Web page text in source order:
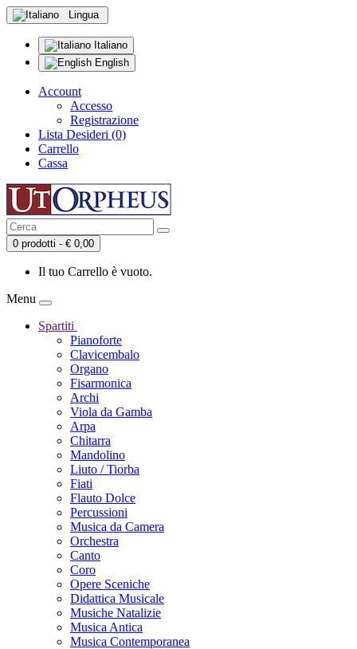
Lingua
Italiano
English
Account
Accesso
Registrazione
Lista Desideri (0)
Carrello
Cassa
0 prodotti - € 0,00
Il tuo Carrello è vuoto.
Menu
Spartiti
Pianoforte
Clavicembalo
Organo
Fisarmonica
Archi
Viola da Gamba
Arpa
Chitarra
Mandolino
Liuto / Tiorba
Fiati
Flauto Dolce
Percussioni
Musica da Camera
Orchestra
Canto
Coro
Opere Sceniche
Didattica Musicale
Musiche Natalizie
Musica Antica
Musica Contemporanea